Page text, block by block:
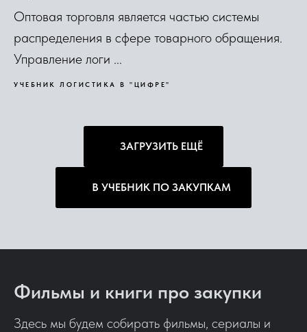
Оптовая торговля является частью системы
распределения в сфере товарного обращения.
Управление логи ...
УЧЕБНИК ЛОГИСТИКА В "ЦИФРЕ"
ЗАГРУЗИТЬ ЕЩЁ
В УЧЕБНИК ПО ЗАКУПКАМ
Фильмы и книги про закупки
Здесь мы будем собирать фильмы, сериалы и